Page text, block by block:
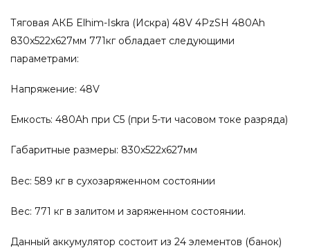
Тяговая АКБ Elhim-Iskra (Искра) 48V 4PzSH 480Ah
830x522x627мм 771кг обладает следующими
параметрами:
Напряжение: 48V
Емкость: 480Ah при С5 (при 5-ти часовом токе разряда)
Габаритные размеры: 830x522x627мм
Вес: 589 кг в сухозаряженном состоянии
Вес: 771 кг в залитом и заряженном состоянии.
Данный аккумулятор состоит из 24 элементов (банок)